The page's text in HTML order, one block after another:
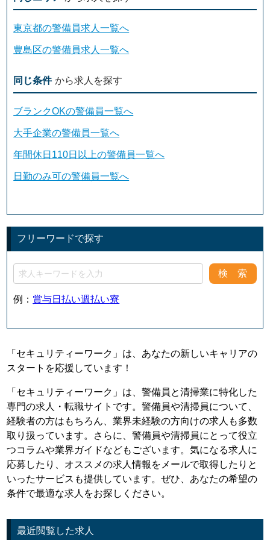
東京都の警備員求人一覧へ
豊島区の警備員求人一覧へ
同じ条件 から求人を探す
ブランクOKの警備員一覧へ
大手企業の警備員一覧へ
年間休日110日以上の警備員一覧へ
日勤のみ可の警備員一覧へ
フリーワードで探す
例： 賞与日払い週払い寮
「セキュリティーワーク」は、あなたの新しいキャリアの
スタートを応援しています！
「セキュリティーワーク」は、警備員と清掃業に特化した
専門の求人・転職サイトです。警備員や清掃員について、
経験者の方はもちろん、業界未経験の方向けの求人も多数
取り扱っています。さらに、警備員や清掃員にとって役立
つコラムや業界ガイドなどもございます。気になる求人に
応募したり、オススメの求人情報をメールで取得したりと
いったサービスも提供しています。ぜひ、あなたの希望の
条件で最適な求人をお探しください。
最近閲覧した求人